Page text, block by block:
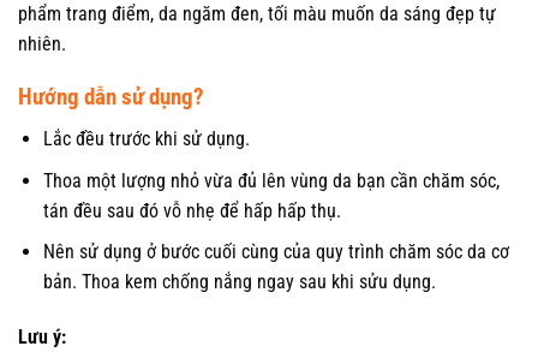
phẩm trang điểm, da ngăm đen, tối màu muốn da sáng đẹp tự
nhiên.
Hướng dẫn sử dụng?
Lắc đều trước khi sử dụng.
Thoa một lượng nhỏ vừa đủ lên vùng da bạn cần chăm sóc,
tán đều sau đó vỗ nhẹ để hấp hấp thụ.
Nên sử dụng ở bước cuối cùng của quy trình chăm sóc da cơ
bản. Thoa kem chống nắng ngay sau khi sửu dụng.
Lưu ý: